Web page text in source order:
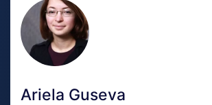
Ariela Guseva